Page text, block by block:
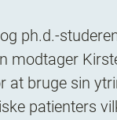
ph.d.-
modtager
at bruge sin
patienters